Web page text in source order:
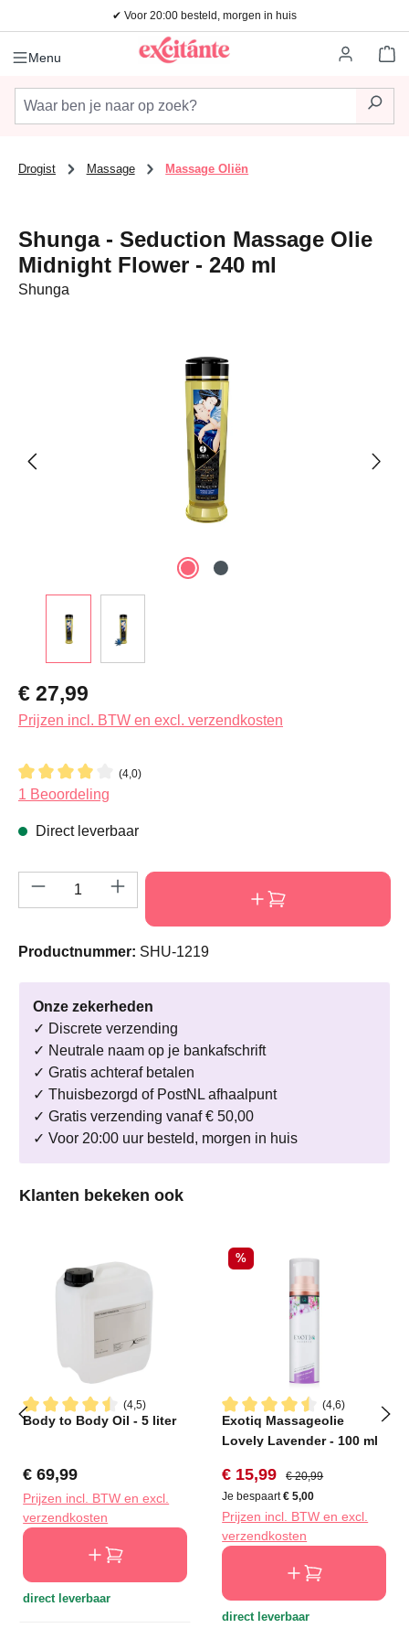
Ga naar de hoofdinhoud✔ Voor 20:00 besteld, morgen in huis
Menu
Drogist Massage Massage Oliën
Shunga - Seduction Massage Olie
Midnight Flower - 240 ml
Shunga
Normale prijs:
€ 27,99
Prijzen incl. BTW en excl. verzendkosten
(4,0)
Gemiddelde waardering van 4 van 5 sterren
1 Beoordeling
Direct leverbaar
Producthoeveelheid: Voer de gewenste
Productnummer: SHU-1219
Onze zekerheden
✓ Discrete verzending
✓ Neutrale naam op je bankafschrift
✓ Gratis achteraf betalen
✓ Thuisbezorgd of PostNL afhaalpunt
✓ Gratis verzending vanaf € 50,00
✓ Voor 20:00 uur besteld, morgen in huis
Productgalerij overslaan
Klanten bekeken ook
(4,5)
Gemiddelde waardering van 4.5 van 5 sterren
Body to Body Oil - 5 liter
Normale prijs:
€ 69,99
Prijzen incl. BTW en excl.
verzendkosten
direct leverbaar
Korting
%
(4,6)
Gemiddelde waardering van
Exotiq Massageolie
Lovely Lavender - 100 ml
Verkoopprijs:
€ 15,99 Normale prijs:
€ 20,99
Je bespaart€ 5,00
Prijzen incl. BTW en excl.
verzendkosten
direct leverbaar